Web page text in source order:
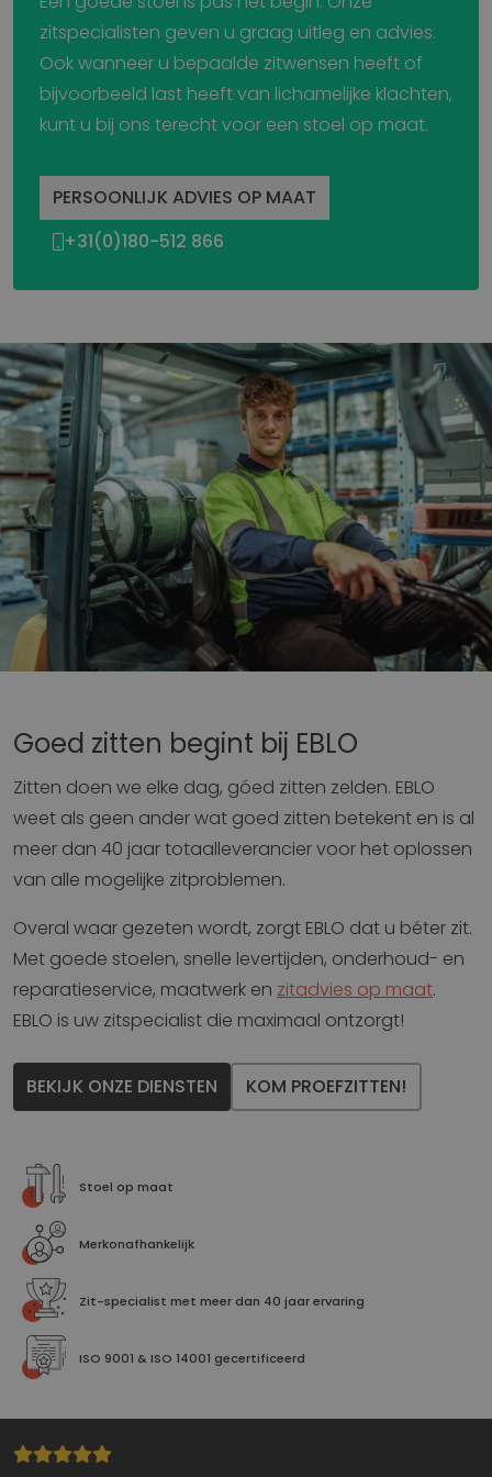
zitspecialisten geven u graag uitleg en advies.
Ook wanneer u bepaalde zitwensen heeft of
bijvoorbeeld last heeft van lichamelijke klachten,
kunt u bij ons terecht voor een stoel op maat.
PERSOONLIJK ADVIES OP MAAT
+31(0)180-512 866
Goed zitten begint bij EBLO
Zitten doen we elke dag, góed zitten zelden. EBLO
weet als geen ander wat goed zitten betekent en is al
meer dan 40 jaar totaalleverancier voor het oplossen
van alle mogelijke zitproblemen.
Overal waar gezeten wordt, zorgt EBLO dat u béter zit.
Met goede stoelen, snelle levertijden, onderhoud- en
reparatieservice, maatwerk en zitadvies op maat.
EBLO is uw zitspecialist die maximaal ontzorgt!
BEKIJK ONZE DIENSTEN KOM PROEFZITTEN!
Stoel op maat
Merkonafhankelijk
Zit-specialist met meer dan 40 jaar ervaring
ISO 9001 & ISO 14001 gecertificeerd